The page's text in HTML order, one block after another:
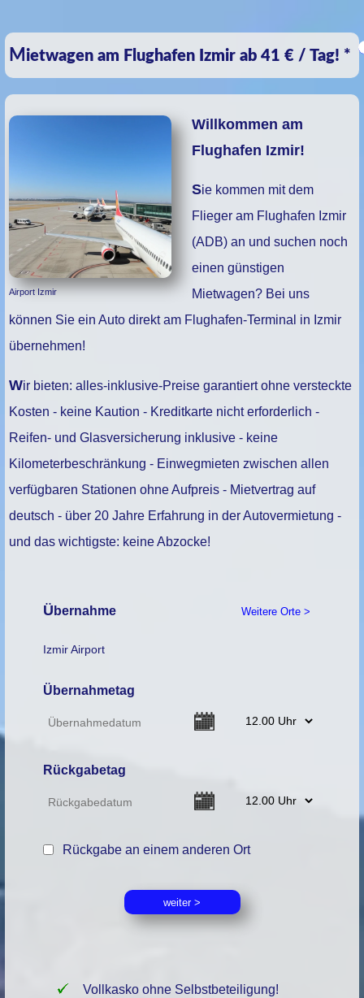
Mietwagen am Flughafen Izmir ab 41 € / Tag! *
Airport Izmir
Willkommen am
Flughafen Izmir!
Sie kommen mit dem
Flieger am Flughafen Izmir
(ADB) an und suchen noch
einen günstigen
Mietwagen? Bei uns
können Sie ein Auto direkt am Flughafen-Terminal in Izmir
übernehmen!
Wir bieten: alles-inklusive-Preise garantiert ohne versteckte
Kosten - keine Kaution - Kreditkarte nicht erforderlich -
Reifen- und Glasversicherung inklusive - keine
Kilometerbeschränkung - Einwegmieten zwischen allen
verfügbaren Stationen ohne Aufpreis - Mietvertrag auf
deutsch - über 20 Jahre Erfahrung in der Autovermietung -
und das wichtigste: keine Abzocke!
Übernahme Weitere Orte >
Izmir Airport
Übernahmetag
Rückgabetag
Rückgabe an einem anderen Ort
Vollkasko ohne Selbstbeteiligung!